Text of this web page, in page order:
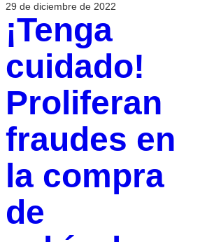
29 de diciembre de 2022
¡Tenga
cuidado!
Proliferan
fraudes en
la compra
de